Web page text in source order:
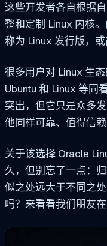
这些开发者各自根据
整和定制 Linux 内核
称为 Linux 发行版，
很多用户对 Linux 生
Ubuntu 和 Linux 等同
突出，但它只是众多
他同样可靠、值得信赖
关于该选择 Oracle
久，但别忘了一点：
似之处远大于不同之
吗？来看看我们朋友